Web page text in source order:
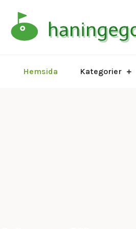
Hemsida Kategorier